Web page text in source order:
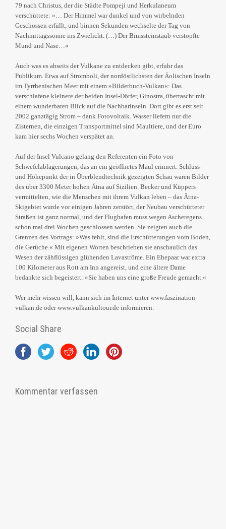
79 nach Christus, der die Städte Pompeji und Herkulaneum
verschüttete: »… Der Himmel war dunkel und von wirbelnden
Geschossen erfüllt, und binnen Sekunden wechselte der Tag von
Nachmittagssonne ins Zwielicht. (…) Der Bimssteinstaub verstopfte
Mund und Nase…«
Auch was es abseits der Vulkane zu entdecken gibt, erfuhr das
Publikum. Etwa auf Stromboli, der nordöstlichsten der Äolischen Inseln
im Tyrrhenischen Meer mit einem »Bilderbuch-Vulkan«: Das
verschlafene kleinere der beiden Insel-Dörfer, Ginostra, überrascht mit
einem wunderbaren Blick auf die Nachbarinseln. Dort gibt es erst seit
2002 ganztägig Strom – dank Fotovoltaik. Wasser liefern nur die
Zisternen, die einzigen Transportmittel sind Maultiere, und der Euro
kam hier sechs Wochen verspätet an.
Auf der Insel Vulcano gelang den Referenten ein Foto von
Schwefelablagerungen, das an ein geöffnetes Maul erinnert. Schluss-
und Höhepunkt der in Überblendtechnik gezeigten Schau waren Bilder
des über 3300 Meter hohen Ätna auf Sizilien. Becker und Küppers
vermittelten, wie die Menschen mit ihrem Vulkan leben – das Ätna-
Skigebiet wurde vor einigen Jahren zerstört, der Neubau verschütteter
Straßen ist ganz normal, und der Flughafen muss wegen Ascheregens
schon mal drei Wochen geschlossen werden. Sie zeigten auch die
Grenzen des Vortrags: »Was fehlt, sind die Erschütterungen vom Boden,
die Gerüche.« Mit eigenen Worten beschrieben sie anschaulich das
Wesen der zähflüssigen glühenden Lavaströme. Ein Ehepaar war extra
100 Kilometer aus Rott am Inn angereist, und eine ältere Dame
bedankte sich begeistert: »Sie haben uns eine große Freude gemacht.«
Wer mehr wissen will, kann sich im Internet unter www.faszination-
vulkan.de oder www.vulkankultour.de informieren.
Social Share
Kommentar verfassen